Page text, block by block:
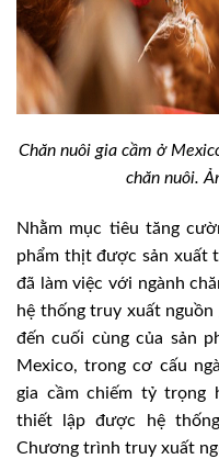
Chăn nuôi gia cầm ở
chăn nuôi.
Nhằm mục tiêu tăng
phẩm thịt được sản xuất
đã làm việc với ngành
hệ thống truy xuất nguồn
đến cuối cùng của sản
Mexico, trong cơ cấu
gia cầm chiếm tỷ trọng
thiết lập được hệ
Chương trình truy xuất